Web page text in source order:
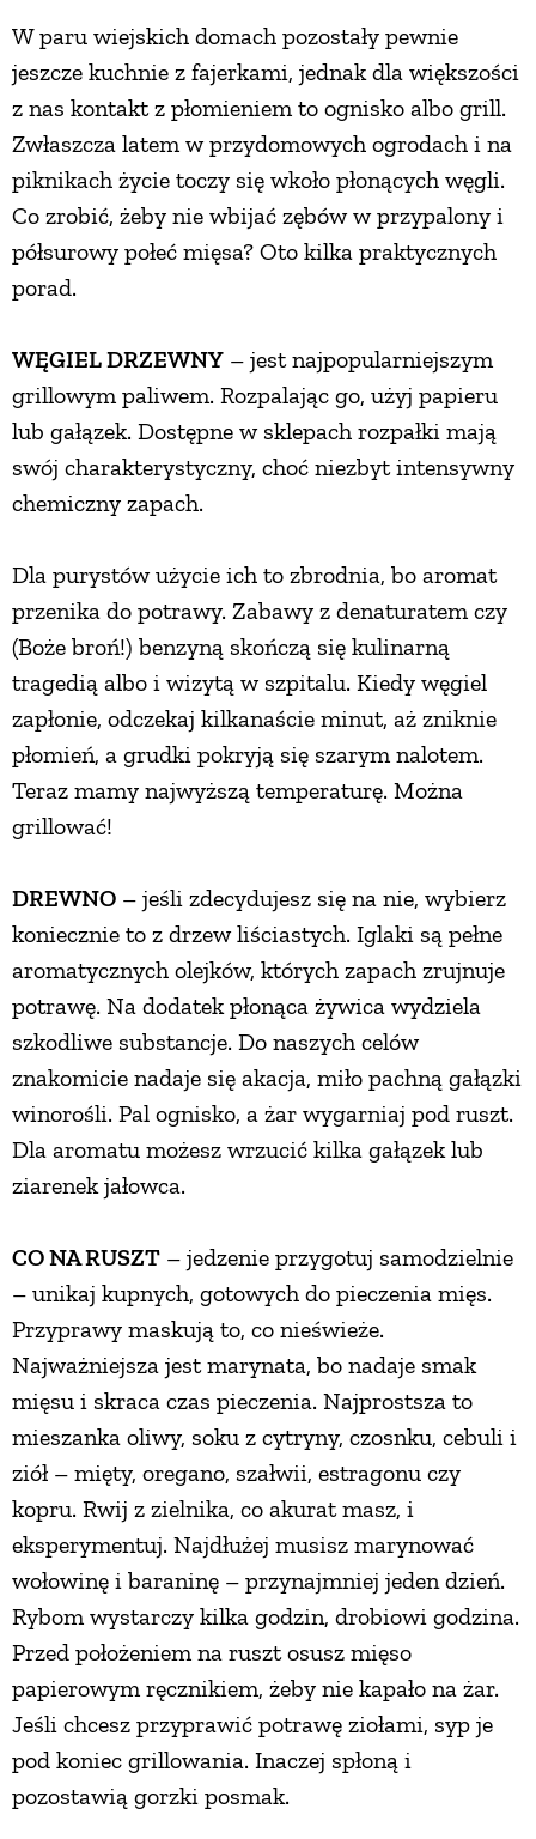
W paru wiejskich domach pozostały pewnie
jeszcze kuchnie z fajerkami, jednak dla większości
z nas kontakt z płomieniem to ognisko albo grill.
Zwłaszcza latem w przydomowych ogrodach i na
piknikach życie toczy się wkoło płonących węgli.
Co zrobić, żeby nie wbijać zębów w przypalony i
półsurowy połeć mięsa? Oto kilka praktycznych
porad.
WĘGIEL DRZEWNY – jest najpopularniejszym
grillowym paliwem. Rozpalając go, użyj papieru
lub gałązek. Dostępne w sklepach rozpałki mają
swój charakterystyczny, choć niezbyt intensywny
chemiczny zapach.
Dla purystów użycie ich to zbrodnia, bo aromat
przenika do potrawy. Zabawy z denaturatem czy
(Boże broń!) benzyną skończą się kulinarną
tragedią albo i wizytą w szpitalu. Kiedy węgiel
zapłonie, odczekaj kilkanaście minut, aż zniknie
płomień, a grudki pokryją się szarym nalotem.
Teraz mamy najwyższą temperaturę. Można
grillować!
DREWNO – jeśli zdecydujesz się na nie, wybierz
koniecznie to z drzew liściastych. Iglaki są pełne
aromatycznych olejków, których zapach zrujnuje
potrawę. Na dodatek płonąca żywica wydziela
szkodliwe substancje. Do naszych celów
znakomicie nadaje się akacja, miło pachną gałązki
winorośli. Pal ognisko, a żar wygarniaj pod ruszt.
Dla aromatu możesz wrzucić kilka gałązek lub
ziarenek jałowca.
CO NA RUSZT – jedzenie przygotuj samodzielnie
– unikaj kupnych, gotowych do pieczenia mięs.
Przyprawy maskują to, co nieświeże.
Najważniejsza jest marynata, bo nadaje smak
mięsu i skraca czas pieczenia. Najprostsza to
mieszanka oliwy, soku z cytryny, czosnku, cebuli i
ziół – mięty, oregano, szałwii, estragonu czy
kopru. Rwij z zielnika, co akurat masz, i
eksperymentuj. Najdłużej musisz marynować
wołowinę i baraninę – przynajmniej jeden dzień.
Rybom wystarczy kilka godzin, drobiowi godzina.
Przed położeniem na ruszt osusz mięso
papierowym ręcznikiem, żeby nie kapało na żar.
Jeśli chcesz przyprawić potrawę ziołami, syp je
pod koniec grillowania. Inaczej spłoną i
pozostawią gorzki posmak.